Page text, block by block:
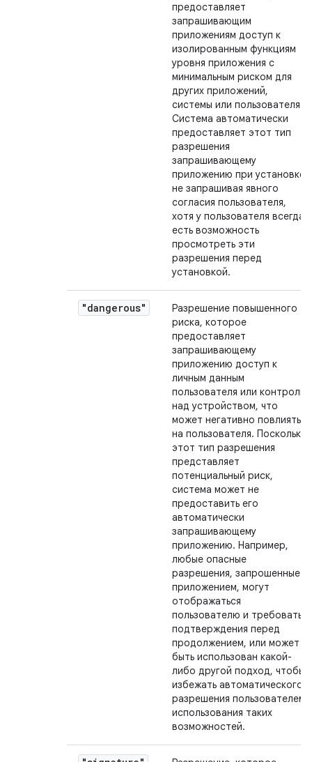
предоставляет
запрашивающим
приложениям доступ к
изолированным функциям
уровня приложения с
минимальным риском для
других приложений,
системы или пользователя.
Система автоматически
предоставляет этот тип
разрешения
запрашивающему
приложению при установке,
не запрашивая явного
согласия пользователя,
хотя у пользователя всегда
есть возможность
просмотреть эти
разрешения перед
установкой.
"dangerous"
Разрешение повышенного
риска, которое
предоставляет
запрашивающему
приложению доступ к
личным данным
пользователя или контроль
над устройством, что
может негативно повлиять
на пользователя. Поскольку
этот тип разрешения
представляет
потенциальный риск,
система может не
предоставить его
автоматически
запрашивающему
приложению. Например,
любые опасные
разрешения, запрошенные
приложением, могут
отображаться
пользователю и требовать
подтверждения перед
продолжением, или может
быть использован какой-
либо другой подход, чтобы
избежать автоматического
разрешения пользователем
использования таких
возможностей.